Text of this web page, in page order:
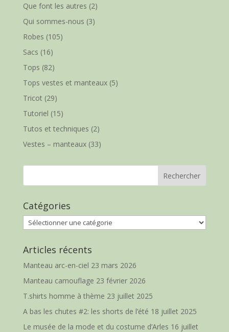
Que font les autres (2)
Qui sommes-nous (3)
Robes (105)
Sacs (16)
Tops (82)
Tops vestes et manteaux(5)
Tricot (29)
Tutoriel (15)
Tutos et techniques (2)
Vestes – manteaux(33)
Catégories
Catégories
Articles récents
Manteau arc-en-ciel 23 mars 2026
Manteau camouflage 23 février 2026
T.shirts homme à thème 23 juillet 2025
A bas les chutes #2: les shorts de l’été 18 juillet 2025
Le musée de la mode et du costume d’Arles 16 juillet